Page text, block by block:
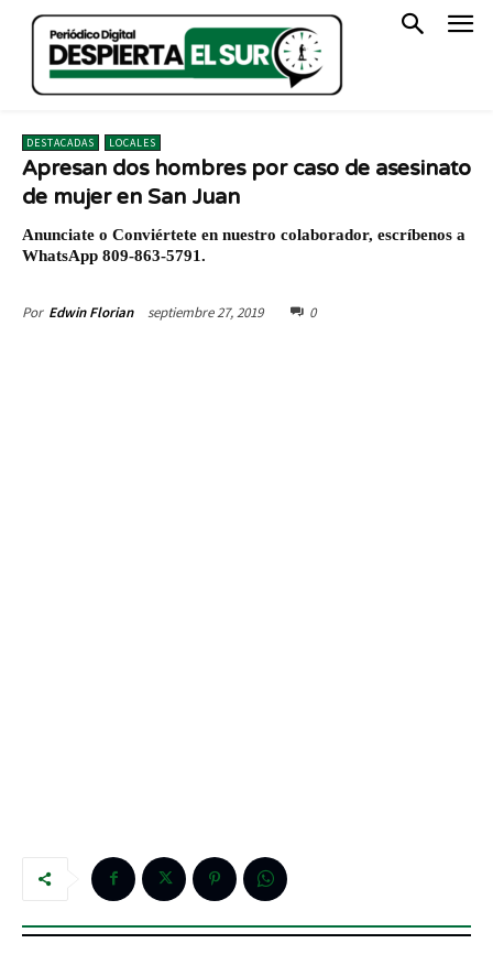
DESTACADAS LOCALES
Apresan dos hombres por caso de asesinato
de mujer en San Juan
Anunciate o Conviértete en nuestro colaborador, escríbenos a
WhatsApp 809-863-5791.
Por Edwin Florian septiembre 27, 2019 0